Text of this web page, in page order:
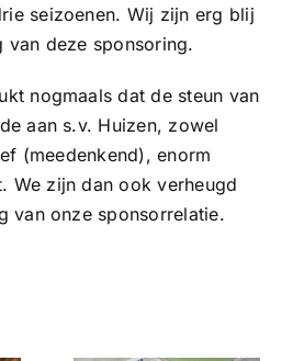
seizoenen. Wij zijn erg blij
van deze sponsoring.
nogmaals dat de steun van
aan s.v. Huizen, zowel
(meedenkend), enorm
We zijn dan ook verheugd
van onze sponsorrelatie.